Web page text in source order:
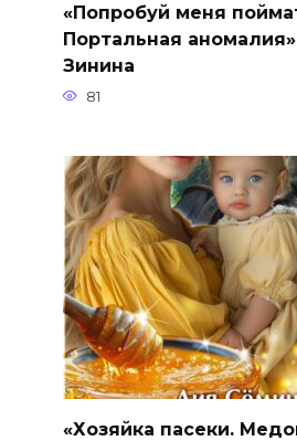
«Попробуй меня
Портальная
Зинина
81
«Хозяйка пасеки.